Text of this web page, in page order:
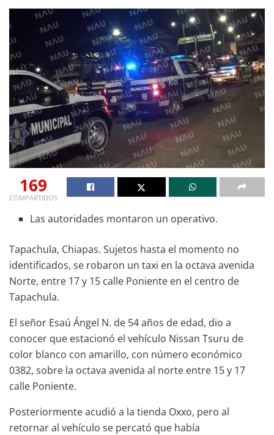
169
COMPARTIDOS
Las autoridades montaron un operativo.
Tapachula, Chiapas. Sujetos hasta el momento no
identificados, se robaron un taxi en la octava avenida
Norte, entre 17 y 15 calle Poniente en el centro de
Tapachula.
El señor Esaú Ángel N. de 54 años de edad, dio a
conocer que estacionó el vehículo Nissan Tsuru de
color blanco con amarillo, con número económico
0382, sobre la octava avenida al norte entre 15 y 17
calle Poniente.
Posteriormente acudió a la tienda Oxxo, pero al
retornar al vehículo se percató que había